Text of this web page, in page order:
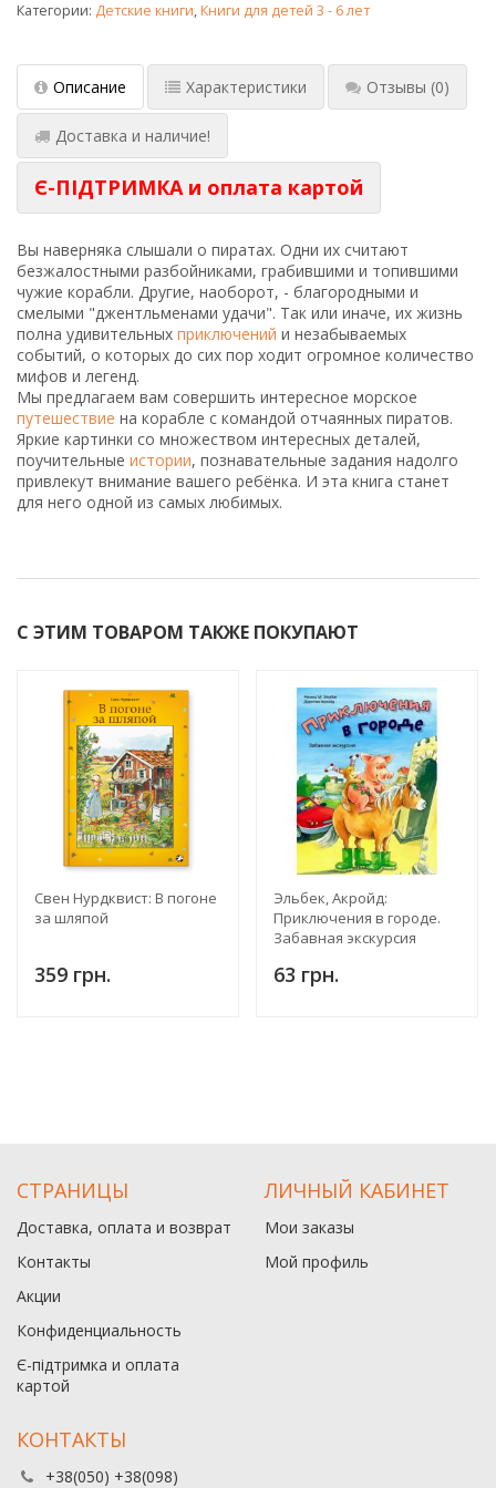
Категории: Детские книги,Книги для детей 3 - 6 лет
Описание Характеристики Отзывы (0)
Доставка и наличие!
Є-ПІДТРИМКА и оплата картой
Вы наверняка слышали о пиратах. Одни их считают
безжалостными разбойниками, грабившими и топившими
чужие корабли. Другие, наоборот, - благородными и
смелыми "джентльменами удачи". Так или иначе, их жизнь
полна удивительных приключений и незабываемых
событий, о которых до сих пор ходит огромное количество
мифов и легенд.
Мы предлагаем вам совершить интересное морское
путешествие на корабле с командой отчаянных пиратов.
Яркие картинки со множеством интересных деталей,
поучительные истории, познавательные задания надолго
привлекут внимание вашего ребёнка. И эта книга станет
для него одной из самых любимых.
С ЭТИМ ТОВАРОМ ТАКЖЕ ПОКУПАЮТ
Свен Нурдквист: В погоне
за шляпой
359 грн.
Эльбек, Акройд:
Приключения в городе.
Забавная экскурсия
63 грн.
СТРАНИЦЫ
Доставка, оплата и возврат
Контакты
Акции
Конфиденциальность
Є-підтримка и оплата
картой
ЛИЧНЫЙ КАБИНЕТ
Мои заказы
Мой профиль
КОНТАКТЫ
+38(050) +38(098)